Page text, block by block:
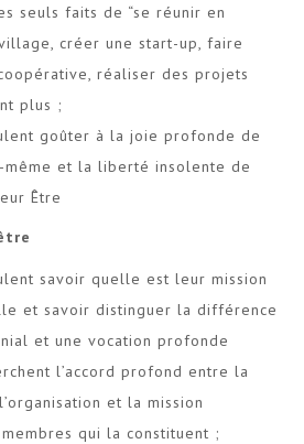
seuls faits de “se réunir en
créer une start-up, faire
réaliser des projets
plus ;
goûter à la joie profonde de
même et la liberté insolente de
Être
savoir quelle est leur mission
et savoir distinguer la différence
et une vocation profonde
l’accord profond entre la
et la mission
qui la constituent ;